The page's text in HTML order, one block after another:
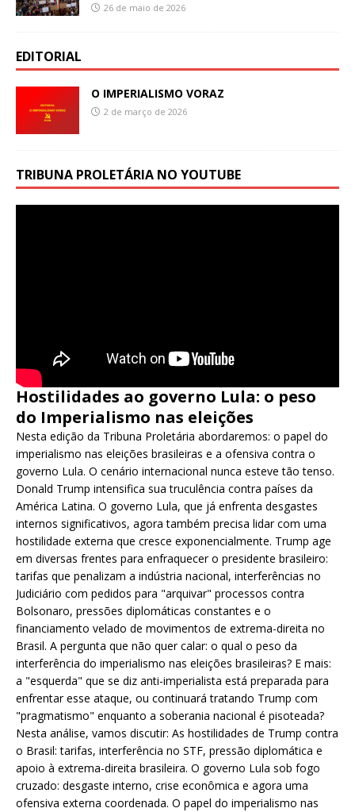
26 de maio de 2026
EDITORIAL
O IMPERIALISMO VORAZ
2 de março de 2026
TRIBUNA PROLETÁRIA NO YOUTUBE
Hostilidades ao governo Lula: o peso
do Imperialismo nas eleições
Nesta edição da Tribuna Proletária abordaremos: o papel do
imperialismo nas eleições brasileiras e a ofensiva contra o
governo Lula. O cenário internacional nunca esteve tão tenso.
Donald Trump intensifica sua truculência contra países da
América Latina. O governo Lula, que já enfrenta desgastes
internos significativos, agora também precisa lidar com uma
hostilidade externa que cresce exponencialmente. Trump age
em diversas frentes para enfraquecer o presidente brasileiro:
tarifas que penalizam a indústria nacional, interferências no
Judiciário com pedidos para "arquivar" processos contra
Bolsonaro, pressões diplomáticas constantes e o
financiamento velado de movimentos de extrema-direita no
Brasil. A pergunta que não quer calar: o qual o peso da
interferência do imperialismo nas eleições brasileiras? E mais:
a "esquerda" que se diz anti-imperialista está preparada para
enfrentar esse ataque, ou continuará tratando Trump com
"pragmatismo" enquanto a soberania nacional é pisoteada?
Nesta análise, vamos discutir: As hostilidades de Trump contra
o Brasil: tarifas, interferência no STF, pressão diplomática e
apoio à extrema-direita brasileira. O governo Lula sob fogo
cruzado: desgaste interno, crise econômica e agora uma
ofensiva externa coordenada. O papel do imperialismo nas